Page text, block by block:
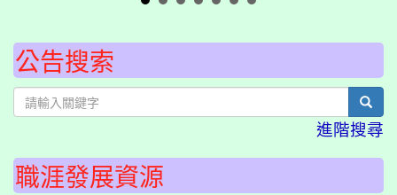
公告搜索
進階搜尋
職涯發展資源